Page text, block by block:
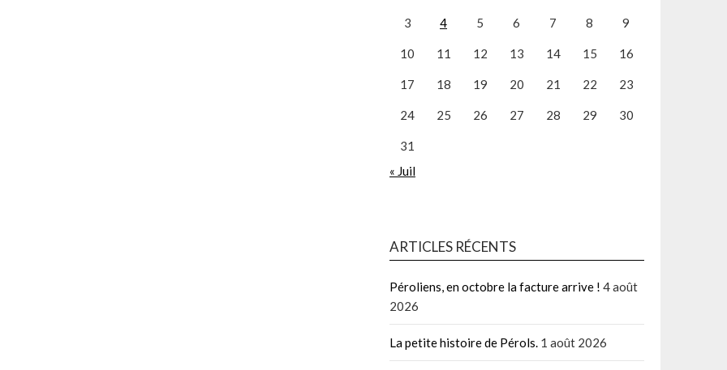
3 4 5 6 7 8 9
10 11 12 13 14 15 16
17 18 19 20 21 22 23
24 25 26 27 28 29 30
31
« Juil
ARTICLES RÉCENTS
Péroliens, en octobre la facture arrive ! 4 août
2026
La petite histoire de Pérols. 1 août 2026